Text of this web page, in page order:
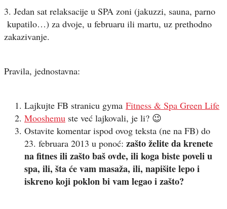
3. Jedan sat relaksacije u SPA zoni (jakuzzi, sauna, parno
kupatilo…) za dvoje, u februaru ili martu, uz prethodno
zakazivanje.
Pravila, jednostavna:
Lajkujte FB stranicu gyma Fitness & Spa Green Life
Mooshemu ste već lajkovali, je li? 😉
Ostavite komentar ispod ovog teksta (ne na FB) do
23. februara 2013 u ponoć: zašto želite da krenete
na fitnes ili zašto baš ovde, ili koga biste poveli u
spa, ili, šta će vam masaža, ili, napišite lepo i
iskreno koji poklon bi vam legao i zašto?